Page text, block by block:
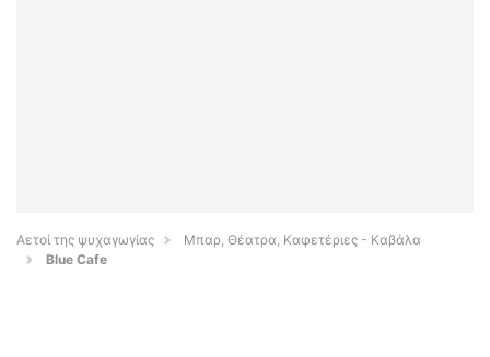
Αετοί της ψυχαγωγίας
Μπαρ, Θέατρα, Καφετέριες - Καβάλα
Blue Cafe